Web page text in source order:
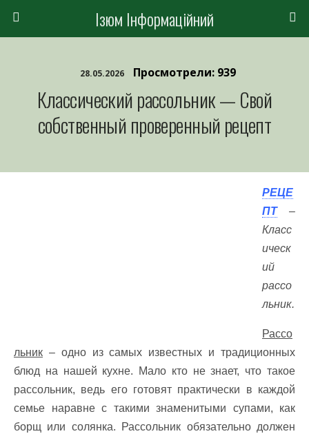
Ізюм Інформаційний
28.05.2026 Просмотрели: 939
Классический рассольник — Свой
собственный проверенный рецепт
РЕЦЕ
ПТ–
Класс
ическ
ий
рассо
льник.
Рассо
льник – одно из самых известных и традиционных
блюд на нашей кухне. Мало кто не знает, что такое
рассольник, ведь его готовят практически в каждой
семье наравне с такими знаменитыми супами, как
борщ или солянка. Рассольник обязательно должен